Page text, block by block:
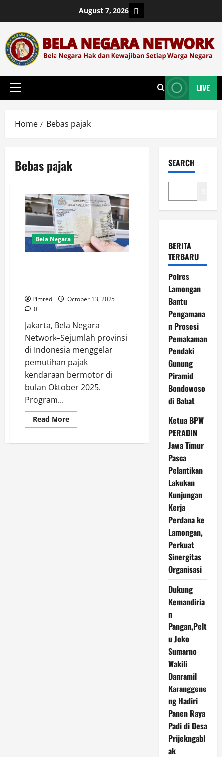
content
August 7, 2026 Login
Primary
LIVE
Home Bebas pajak
Bebas pajak
Bela Negara
Pimred
October 13, 2025
0
Jakarta, Bela Negara
Network–Sejumlah provinsi
di Indonesia menggelar
pemutihan pajak
kendaraan bermotor di
bulan Oktober 2025.
Program...
Read MoreRead
more
Provinsi
SEARCH
BERITA
TERBARU
Polres
Lamongan
Bantu
Pengamana
n Prosesi
Pemakaman
Pendaki
Gunung
Piramid
Bondowoso
di Babat
Ketua BPW
PERADIN
Jawa Timur
Pasca
Pelantikan
Lakukan
Kunjungan
Kerja
Perdana ke
Lamongan,
Perkuat
Sinergitas
Organisasi
Dukung
Kemandiria
n
Pangan,Pelt
u Joko
Sumarno
Wakili
Danramil
Karanggene
ng Hadiri
Panen Raya
Padi di Desa
Prijekngabl
ak